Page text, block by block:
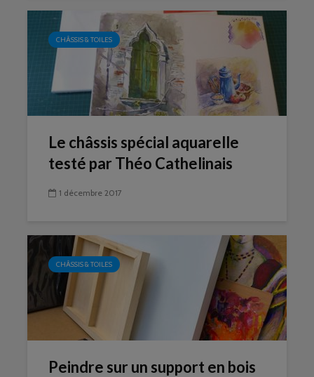
CHÂSSIS & TOILES
Le châssis spécial aquarelle
testé par Théo Cathelinais
1 décembre 2017
CHÂSSIS & TOILES
Peindre sur un support en bois